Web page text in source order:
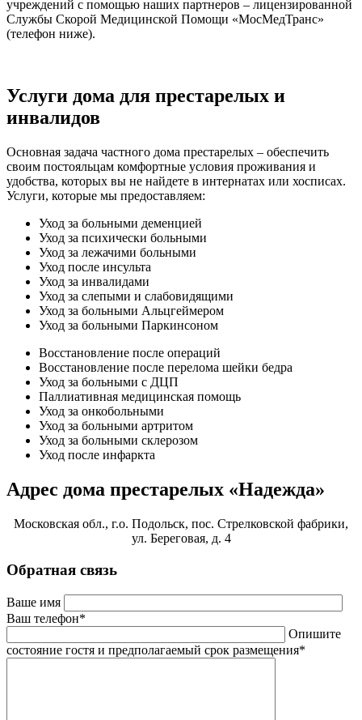
учреждений с помощью наших партнеров – лицензированной
Службы Скорой Медицинской Помощи «МосМедТранс»
(телефон ниже).
Услуги дома для престарелых и
инвалидов
Основная задача частного дома престарелых – обеспечить
своим постояльцам комфортные условия проживания и
удобства, которых вы не найдете в интернатах или хосписах.
Услуги, которые мы предоставляем:
Уход за больными деменцией
Уход за психически больными
Уход за лежачими больными
Уход после инсульта
Уход за инвалидами
Уход за слепыми и слабовидящими
Уход за больными Альцгеймером
Уход за больными Паркинсоном
Восстановление после операций
Восстановление после перелома шейки бедра
Уход за больными с ДЦП
Паллиативная медицинская помощь
Уход за онкобольными
Уход за больными артритом
Уход за больными склерозом
Уход после инфаркта
Адрес дома престарелых «Надежда»
Московская обл., г.о. Подольск, пос. Стрелковской фабрики,
ул. Береговая, д. 4
Обратная связь
Ваше имя
Ваш телефон*
Опишите
состояние гостя и предполагаемый срок размещения*